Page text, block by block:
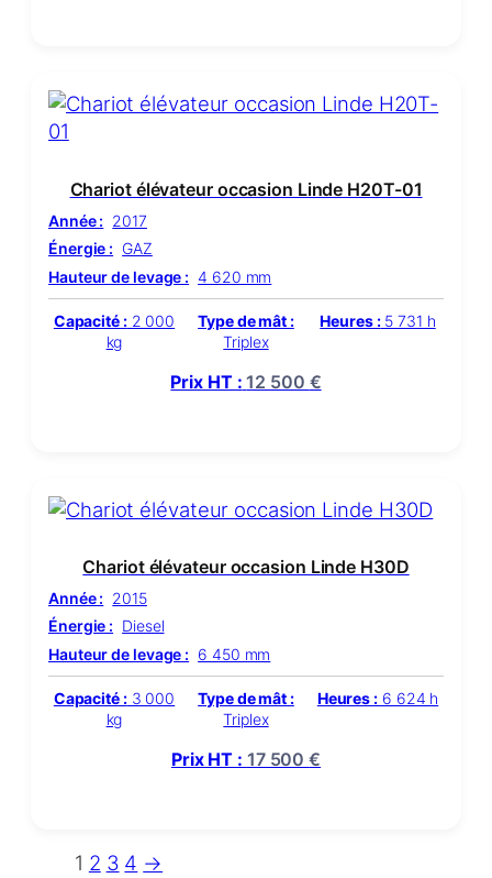
Chariot élévateur occasion Linde H20T-01
Année : 2017
Énergie : GAZ
Hauteur de levage : 4 620 mm
Capacité :2 000
kg
Type de mât :
Triplex
Heures :5 731 h
Prix HT : 12 500 €
Chariot élévateur occasion Linde H30D
Année : 2015
Énergie : Diesel
Hauteur de levage : 6 450 mm
Capacité :3 000
kg
Type de mât :
Triplex
Heures : 6 624 h
Prix HT : 17 500€
1 2 3 4 →